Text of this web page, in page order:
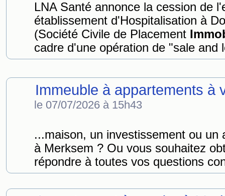
LNA Santé annonce la cession de
établissement d'Hospitalisation à
(Société Civile de Placement
cadre d'une opération de "sale and
Immeuble à appartements à
le 07/07/2026 à 15h43
...maison, un investissement ou un
à Merksem ? Ou vous souhaitez
répondre à toutes vos questions